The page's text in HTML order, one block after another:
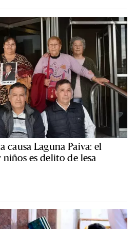
causa Laguna Paiva: el
es delito de lesa